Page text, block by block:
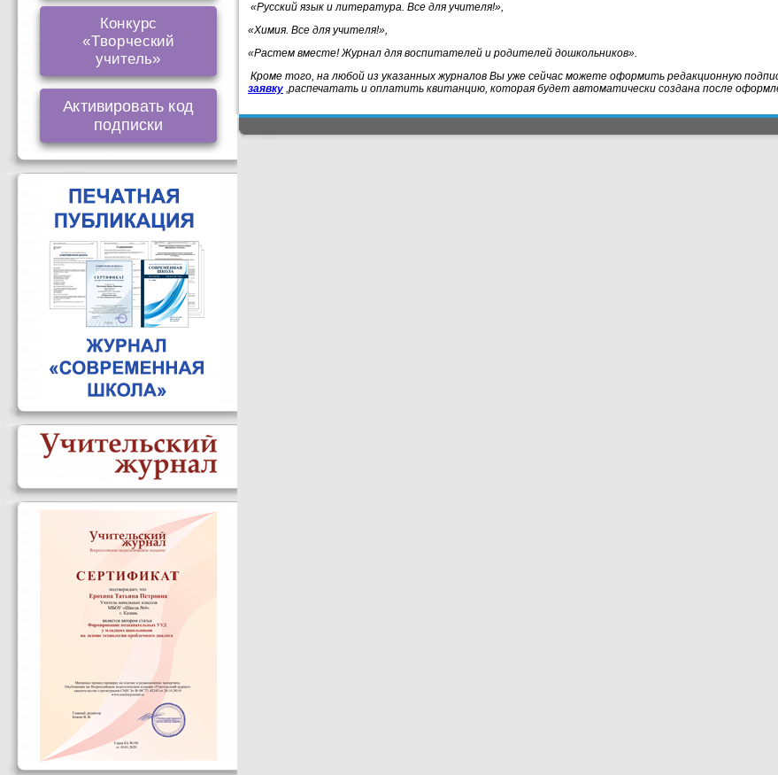
«Русский язык и литература. Все для учителя!»,
«Химия. Все для учителя!»,
«Растем вместе! Журнал для воспитателей и родителей дошкольников».
Кроме того, на любой из указанных журналов Вы уже сейчас можете оформить редакционную
заявку ,распечатать и оплатить квитанцию, которая будет автоматически создана после
Конкурс
«Творческий
учитель»
Активировать код
подписки